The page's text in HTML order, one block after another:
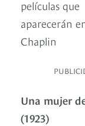
películas que
aparecerán
Chaplin
Una mujer
(1923)